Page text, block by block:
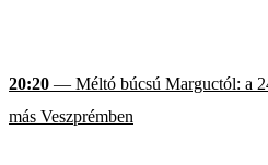
20:20 — Méltó búcsú Marguctól: a
más Veszprémben